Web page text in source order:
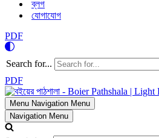
ব্লগ
যোগাযোগ
PDF
Search for...
PDF
Menu Navigation Menu
Navigation Menu